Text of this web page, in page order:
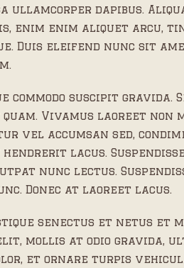
ullamcorper dapibus.
enim enim aliquet arcu,
Duis eleifend nunc sit
commodo suscipit gravida.
Vivamus laoreet non
vel accumsan sed,
hendrerit lacus.
nunc lectus.
Donec at laoreet lacus.
senectus et netus et
elit, mollis at odio gravida,
et ornare turpis